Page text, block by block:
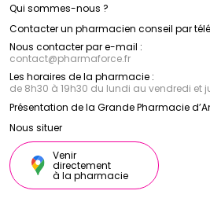
Qui sommes-nous ?
Contacter un pharmacien conseil par
Nous contacter par e-mail :
contact@pharmaforce.fr
Les horaires de la pharmacie :
de 8h30 à 19h30 du lundi au vendredi et
Présentation de la Grande Pharmacie
Nous situer
Venir
directement
à la pharmacie